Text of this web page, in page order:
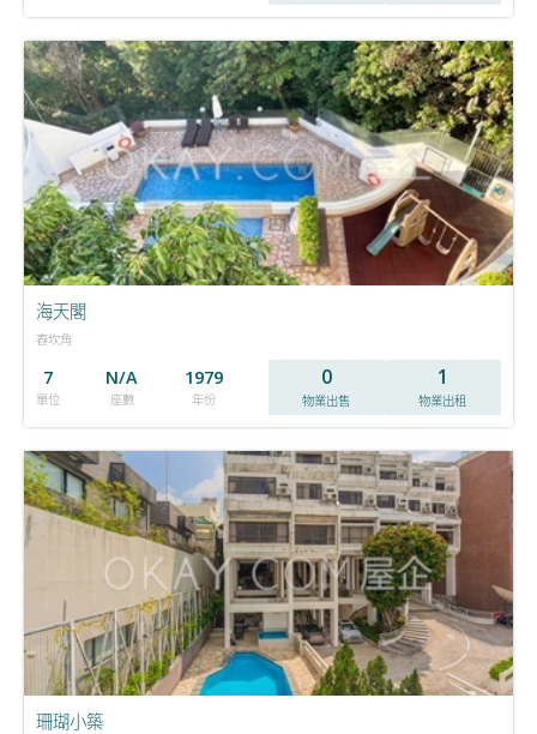
海天閣
舂坎角
7
單位
N/A
座數
1979
年份
0
物業出售
1
物業出租
珊瑚小築